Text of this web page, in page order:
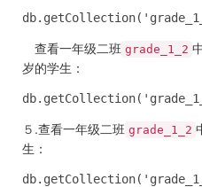
查看一年级二班 grade_1_2
岁的学生：
５.查看一年级二班 grade_1_2
生：